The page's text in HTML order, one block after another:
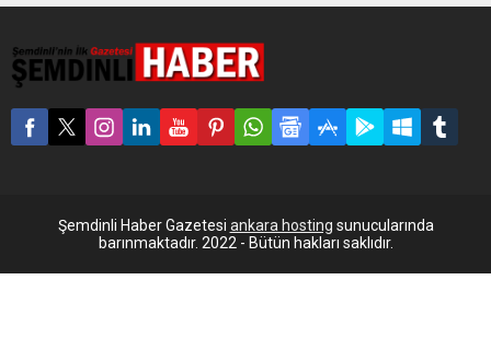
HDP’lilerin de bulunduğu 10
kişi gözaltına alındı. Dicle
Haber Ajansı (DİHA) yapılan
baskınlarda kapıların
kırılarak, evlerin dağıtıldığını
Şemdinli Haber Gazetesi ankara hosting sunucularında
barınmaktadır. 2022 - Bütün hakları saklıdır.